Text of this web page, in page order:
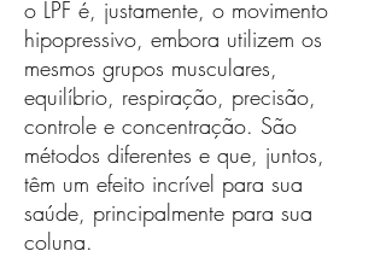
o LPF é, justamente, o movimento
hipopressivo, embora utilizem os
mesmos grupos musculares,
equilíbrio, respiração, precisão,
controle e concentração. São
métodos diferentes e que, juntos,
têm um efeito incrível para sua
saúde, principalmente para sua
coluna.